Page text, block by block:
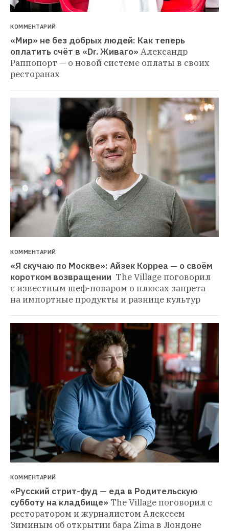
КОММЕНТАРИЙ
«Мир» не без добрых людей: Как теперь
оплатить счёт в «Dr. Живаго» Александр
Раппопорт — о новой системе оплаты в своих
ресторанах
КОММЕНТАРИЙ
«Я скучаю по Москве»: Айзек Корреа — о своём
коротком возвращении The Village поговорил
с известным шеф-поваром о плюсах запрета
на импортные продукты и разнице культур
КОММЕНТАРИЙ
«Русский стрит-фуд — еда в Родительскую
субботу на кладбище» The Village поговорил с
ресторатором и журналистом Алексеем
Зиминым об открытии бара Zima в Лондоне